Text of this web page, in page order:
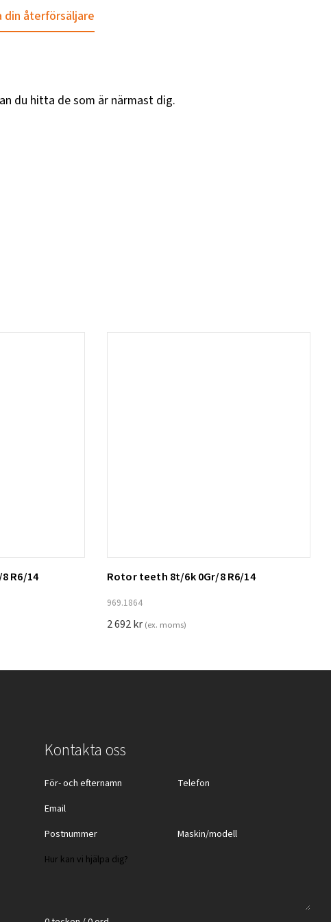
din återförsäljare
du hitta de som är närmast dig.
Lägg till i varukorg
R6/14 Rotor teeth 8t/6k 0Gr/8 R6/14
969.1864
2 692kr (ex. moms)
Kontakta oss